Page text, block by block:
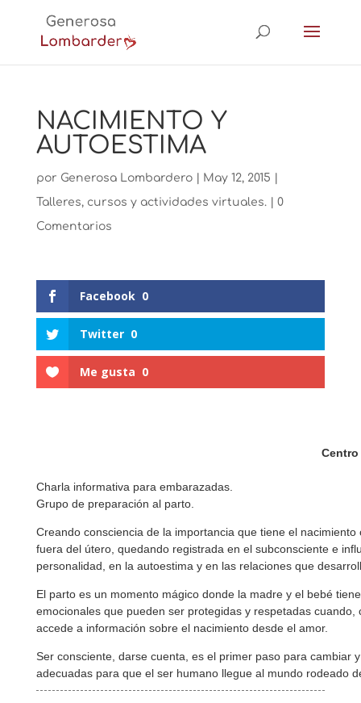
NACIMIENTO Y
AUTOESTIMA
por Generosa Lombardero| May 12, 2015
Talleres, cursos y actividades virtuales.| 0
Comentarios
Facebook 0
Twitter 0
Me gusta 0
Centro
Charla informativa para embarazadas.
Grupo de preparación al parto.
Creando consciencia de la importancia que tiene el
fuera del útero, quedando registrada en el subconsciente e
personalidad, en la autoestima y en las relaciones que
El parto es un momento mágico donde la madre y el bebé
emocionales que pueden ser protegidas y respetadas cuando,
accede a información sobre el nacimiento desde el amor.
Ser consciente, darse cuenta, es el primer paso para cambiar
adecuadas para que el ser humano llegue al mundo rodeado